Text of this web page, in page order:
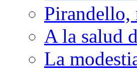
Pirandello,
A la salud
La